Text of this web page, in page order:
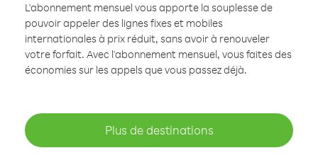
L'abonnement mensuel vous apporte la souplesse de
pouvoir appeler des lignes fixes et mobiles
internationales à prix réduit, sans avoir à renouveler
votre forfait. Avec l'abonnement mensuel, vous faites des
économies sur les appels que vous passez déjà.
Plus de destinations